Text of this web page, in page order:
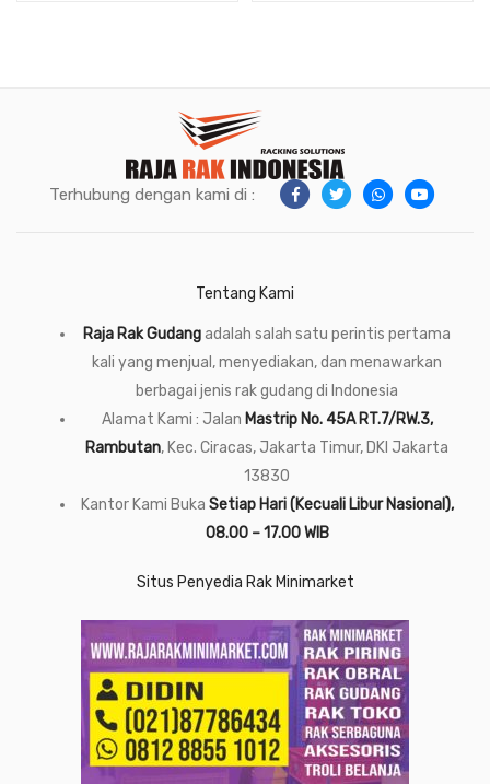
Terhubung dengan kami di :
Tentang Kami
Raja Rak Gudangadalah salah satu perintis pertama
kali yang menjual, menyediakan, dan menawarkan
berbagai jenis rak gudang di Indonesia
Alamat Kami : Jalan Mastrip No. 45A RT.7/RW.3,
Rambutan, Kec. Ciracas, Jakarta Timur, DKI Jakarta
13830
Kantor Kami Buka Setiap Hari (Kecuali Libur Nasional),
08.00 – 17.00 WIB
Situs Penyedia Rak Minimarket